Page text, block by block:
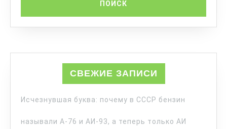
СВЕЖИЕ ЗАПИСИ
Исчезнувшая буква: почему в СССР бензин
называли А-76 и АИ-93, а теперь только АИ